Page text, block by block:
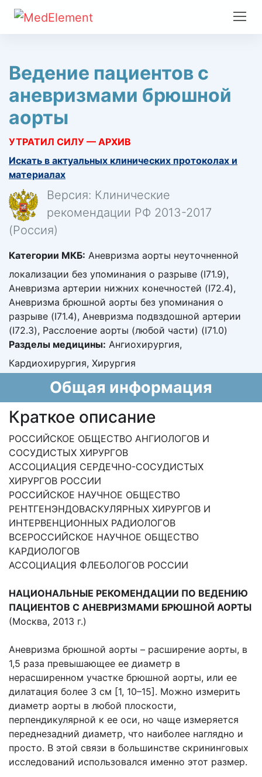
Ведение пациентов с
аневризмами брюшной
аорты
УТРАТИЛ СИЛУ — АРХИВ
Искать в актуальных клинических протоколах и
материалах
Версия: Клинические
рекомендации РФ 2013-2017
(Россия)
Категории МКБ: Аневризма аорты неуточненной
локализации без упоминания о разрыве (I71.9),
Аневризма артерии нижних конечностей (I72.4),
Аневризма брюшной аорты без упоминания о
разрыве (I71.4), Аневризма подвздошной артерии
(I72.3), Расслоение аорты (любой части) (I71.0)
Разделы медицины: Ангиохирургия,
Кардиохирургия, Хирургия
Общая информация
Краткое описание
РОССИЙСКОЕ ОБЩЕСТВО АНГИОЛОГОВ И
СОСУДИСТЫХ ХИРУРГОВ
АССОЦИАЦИЯ СЕРДЕЧНО-СОСУДИСТЫХ
ХИРУРГОВ РОССИИ
РОССИЙСКОЕ НАУЧНОЕ ОБЩЕСТВО
РЕНТГЕНЭНДОВАСКУЛЯРНЫХ ХИРУРГОВ И
ИНТЕРВЕНЦИОННЫХ РАДИОЛОГОВ
ВСЕРОССИЙСКОЕ НАУЧНОЕ ОБЩЕСТВО
КАРДИОЛОГОВ
АССОЦИАЦИЯ ФЛЕБОЛОГОВ РОССИИ
НАЦИОНАЛЬНЫЕ РЕКОМЕНДАЦИИ ПО ВЕДЕНИЮ
ПАЦИЕНТОВ С АНЕВРИЗМАМИ БРЮШНОЙ АОРТЫ
(Москва, 2013 г.)
Аневризма брюшной аорты – расширение аорты, в
1,5 раза превышающее ее диаметр в
нерасширенном участке брюшной аорты, или ее
дилатация более 3 см [1, 10–15]. Можно измерить
диаметр аорты в любой плоскости,
перпендикулярной к ее оси, но чаще измеряется
переднезадний диаметр, что наиболее наглядно и
просто. В этой связи в большинстве скрининговых
исследований использовался именно этот размер.